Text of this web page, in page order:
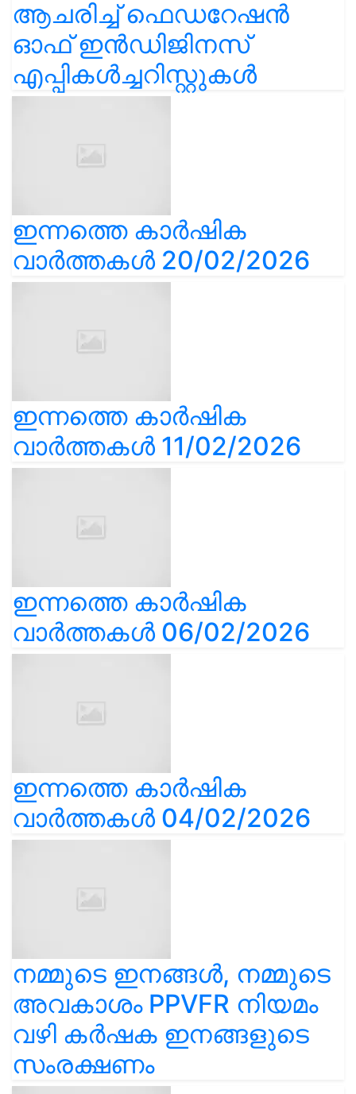
ആചരിച്ച് ഫെഡറേഷൻ
ഓഫ് ഇൻഡിജിനസ്
എപ്പികൾച്ചറിസ്റ്റുകൾ
ഇന്നത്തെ കാർഷിക
വാർത്തകൾ 20/02/2026
ഇന്നത്തെ കാർഷിക
വാർത്തകൾ 11/02/2026
ഇന്നത്തെ കാർഷിക
വാർത്തകൾ 06/02/2026
ഇന്നത്തെ കാർഷിക
വാർത്തകൾ 04/02/2026
നമ്മുടെ ഇനങ്ങൾ, നമ്മുടെ
അവകാശം PPVFR നിയമം
വഴി കർഷക ഇനങ്ങളുടെ
സംരക്ഷണം